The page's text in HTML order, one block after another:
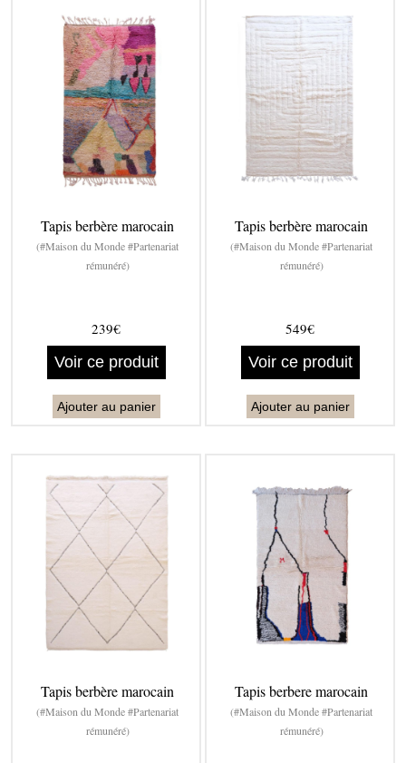
Tapis berbère marocain
(#Maison du Monde #Partenariat
rémunéré)
239€
Voir ce produit
Ajouter au panier
Tapis berbère marocain
(#Maison du Monde #Partenariat
rémunéré)
549€
Voir ce produit
Ajouter au panier
Tapis berbère marocain
(#Maison du Monde #Partenariat
rémunéré)
Tapis berbere marocain
(#Maison du Monde #Partenariat
rémunéré)